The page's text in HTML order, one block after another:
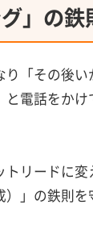
」の鉄
り「その後
と電話をか
トリードに
）」の鉄則